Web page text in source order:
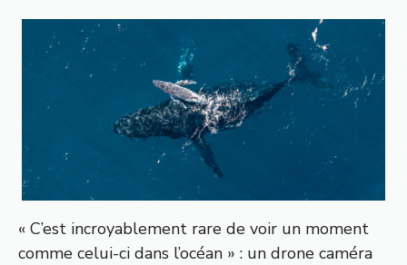
« C’est incroyablement rare de voir un moment
comme celui-ci dans l’océan » : un drone caméra